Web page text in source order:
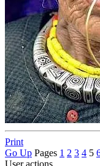
Print
Go Up Pages 1 2 3 4 5
User actions